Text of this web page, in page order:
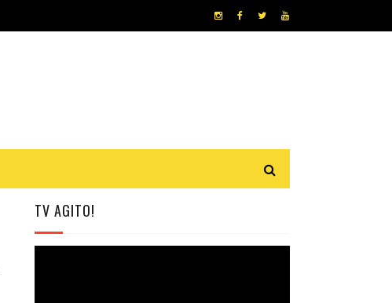
TV AGITO!